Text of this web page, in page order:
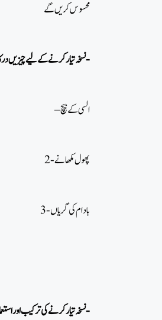
محسوس کریں گے
نسخہ تیارکرنے کے لیے چیزیں درکار-
– السی کے بیچ
2- پھول مکھانے
3- بادام کی گریاں
نسخہ تیارکرنےکی ترکیب اور استعمال کرنے کا طریکا کار-